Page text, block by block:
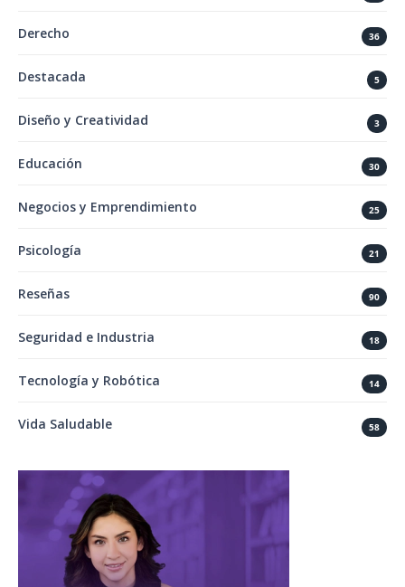
Derecho 36
Destacada 5
Diseño y Creatividad 3
Educación 30
Negocios y Emprendimiento 25
Psicología 21
Reseñas 90
Seguridad e Industria 18
Tecnología y Robótica 14
Vida Saludable 58